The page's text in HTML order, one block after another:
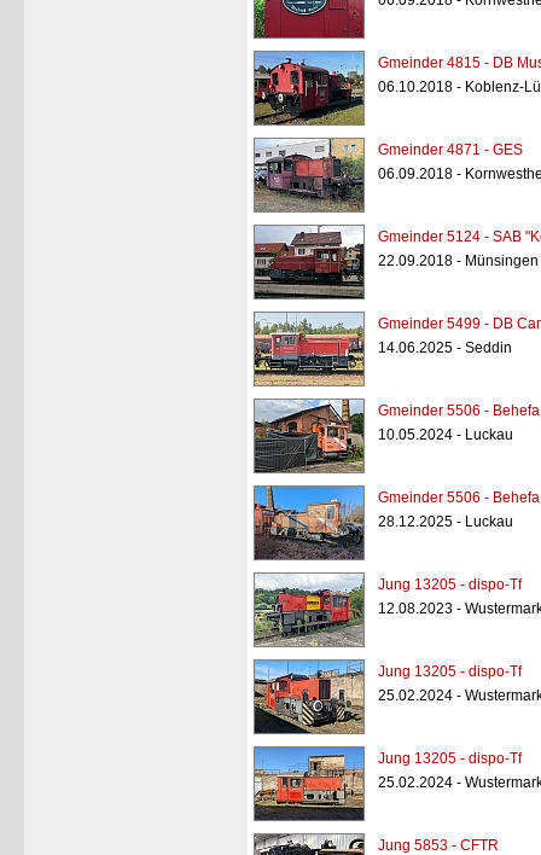
Gmeinder 4815 - DB
06.10.2018 - Koblenz-
Gmeinder 4871 - GES
06.09.2018 -
Gmeinder 5124 - SAB
22.09.2018 - Münsingen
Gmeinder 5499 - DB
14.06.2025 - Seddin
Gmeinder 5506 -
10.05.2024 - Luckau
Gmeinder 5506 -
28.12.2025 - Luckau
Jung 13205 - dispo-Tf
12.08.2023 -
Jung 13205 - dispo-Tf
25.02.2024 -
Jung 13205 - dispo-Tf
25.02.2024 -
Jung 5853 - CFTR